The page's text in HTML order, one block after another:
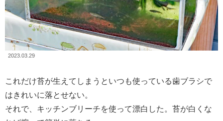
2023.03.29
これだけ苔が生えてしまうといつも使っている歯ブラシで
はきれいに落とせない。
それで、キッチンブリーチを使って漂白した。苔が白くな